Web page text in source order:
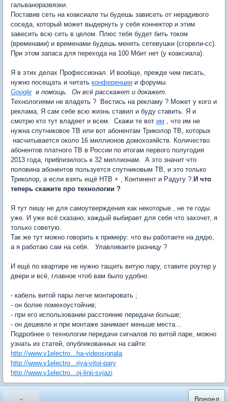
гальваноразвязки.
Поставив сеть на коаксиале ты будешь зависеть от нерадивого
соседа, который может выдернуть у себя коннектор и этим
завесить всю сеть в целом. Плюс тебя будет бить током
(временами) и временами будешь менять сетевушки (сгорели-сс).
При этом запаса для перехода на 100 Мбит нет (у коаксиала).
Я в этих делах Профессионал. И вообще, прежде чем писать,
нужно посещать и читать конференции и форумы.
Google в помощь. Он всё расскажет и докажет.
Технологиями не владеть ? Вестись на рекламу ? Может у кого и
реклама, Я сам себе всю жизнь ставил и буду ставить. Я и
смотрю кто тут владеет и всем. Скажи те вот им , что им не
нужна спутниковое ТВ или вот абонентам Триколор ТВ, которых
насчитывается около 16 миллионов домохозяйств. Количество
абонентов платного ТВ в России по итогам первого полугодия
2013 года, приблизилось к 32 миллионам. А это значит что
половина абонентов пользуется спутниковым ТВ, и это только
Триколор, а если взять ещё НТВ + , Континент и Радугу ?. И что
теперь скажите про технологии ?
Я тут пишу не для самоутверждения как некоторые , не те годы
уже. И уже всё сказано, каждый выбирает для себя что захочет, я
только советую.
Так же тут можно говорить к примеру: что вы работаете на дядю,
а я работаю сам на себя. Улавливаете разницу ?
И ещё по квартире не нужно тащить витую пару, ставите роутер у
двери и всё, главное чтоб вам было удобно.
- кабель витой пары легче монтировать ;
- он более помехоустойчив;
- при его использовании расстояние передачи больше;
- он дешевле и при монтаже занимает меньше места...
Подробнее о технологии передачи сигналов по витой паре, можно
узнать из статей, опубликованных на сайте:
http://www.v1electro...ha-videosignala
http://www.v1electro...riya-vitoi-pary
http://www.v1electro...oj-linii-svjazi
« Вперед